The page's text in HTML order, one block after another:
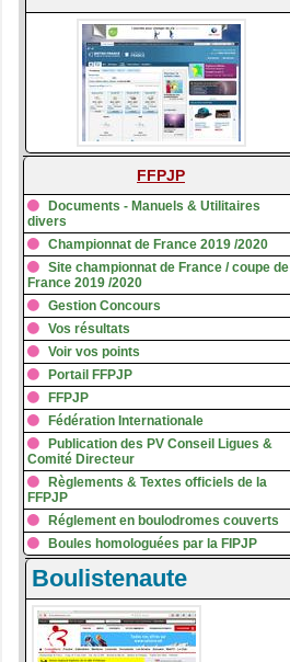
FFPJP
Documents - Manuels & Utilitaires
divers
Championnat de France 2019 /2020
Site championnat de France / coupe de
France 2019 /2020
Gestion Concours
Vos résultats
Voir vos points
Portail FFPJP
FFPJP
Fédération Internationale
Publication des PV Conseil Ligues &
Comité Directeur
Règlements & Textes officiels de la
FFPJP
Réglement en boulodromes couverts
Boules homologuées par la FIPJP
Boulistenaute